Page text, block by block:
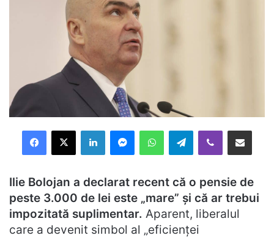
Facebook
X LinkedInMessengerWhatsAppTelegramViber Distribuie prin mail
Ilie Bolojan a declarat recent că o pensie de
peste 3.000 de lei este „mare” și că ar trebui
impozitată suplimentar. Aparent, liberalul
care a devenit simbol al „eficienței